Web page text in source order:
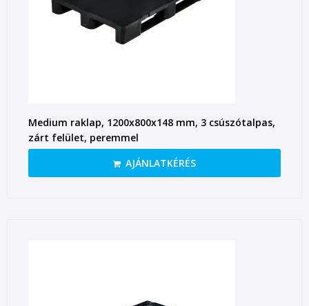
Medium raklap, 1200x800x148 mm, 3 csúszótalpas,
zárt felület, peremmel
AJÁNLATKÉRÉS